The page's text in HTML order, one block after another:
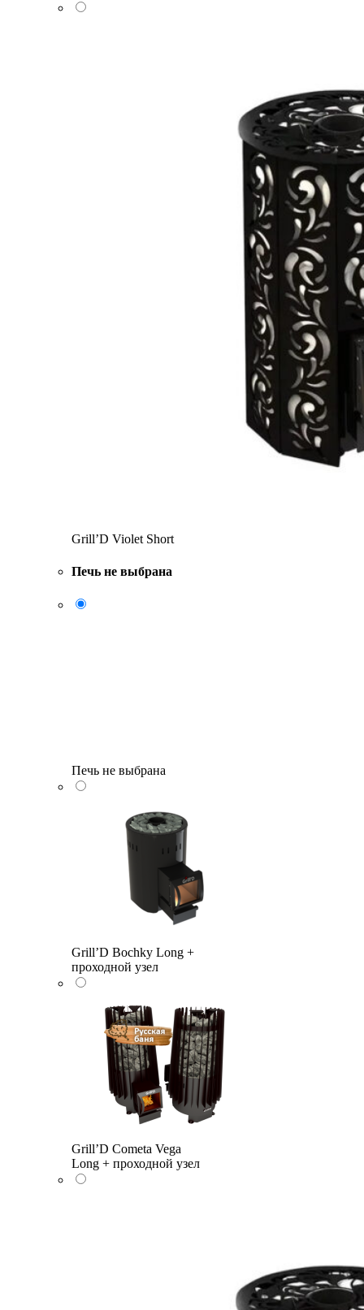
Grill’D Violet Short
Печь не выбрана
Печь не выбрана
Grill’D Bochky Long +
проходной узел
Grill’D Cometa Vega
Long + проходной узел